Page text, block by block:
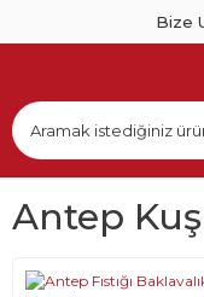
Bize
Antep